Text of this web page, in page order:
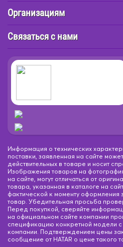
Организациям
Связаться с нами
Информация о технических
поставки, заявленная на сайте
действительных в товаре и носит
Изображения товаров на
на сайте, могут отличаться от
товара, указанная в каталоге на
фактической к моменту оформления
товар. Убедительная просьба
Перед покупкой, сверяйте
на официальном сайте компании
спецификацию конкретной модели
компании. Подтверждением цены
сообщение от HATAR о цене такого